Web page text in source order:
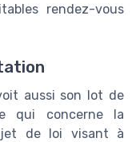
rendez-vous
aussi son lot de
qui concerne la
de loi visant à